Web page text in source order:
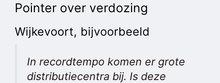
Pointer over verdozing
Wijkevoort, bijvoorbeeld
In recordtempo komen er grote
distributiecentra bij. Is deze